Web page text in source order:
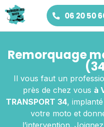
06 20 50
Remorquage
Il vous faut un
près de chez vous à
TRANSPORT 34,
votre moto et